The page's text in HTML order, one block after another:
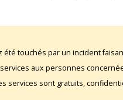
touchés par un incident
aux personnes
services sont gratuits,